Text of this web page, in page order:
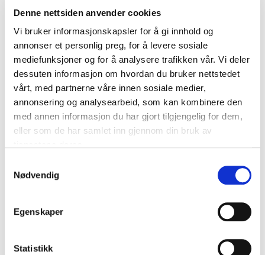
Denne nettsiden anvender cookies
Vi bruker informasjonskapsler for å gi innhold og
annonser et personlig preg, for å levere sosiale
mediefunksjoner og for å analysere trafikken vår. Vi deler
dessuten informasjon om hvordan du bruker nettstedet
vårt, med partnerne våre innen sosiale medier,
annonsering og analysearbeid, som kan kombinere den
med annen informasjon du har gjort tilgjengelig for dem,
eller som de har samlet inn gjennom din bruk av
Nødvendig
Egenskaper
Statistikk
203,2 x 152,4 mm, hvite
kr353
Legg i handlekurv